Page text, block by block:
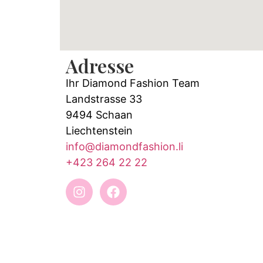
Adresse
Ihr Diamond Fashion Team
Landstrasse 33
9494 Schaan
Liechtenstein
info@diamondfashion.li
+423 264 22 22